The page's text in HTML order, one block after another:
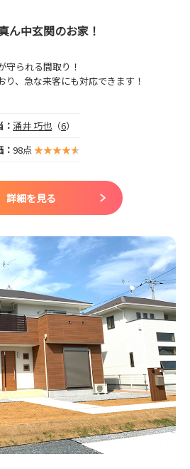
ん中玄関のお家！
守られる間取り！
り、急な来客にも対応できます！
涌井 巧也 （6）
98点
詳細を見る